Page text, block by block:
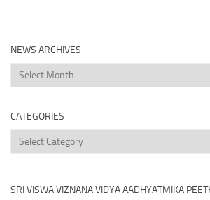
NEWS ARCHIVES
News
Archives
CATEGORIES
Categories
SRI VISWA VIZNANA VIDYA AADHYATMIKA